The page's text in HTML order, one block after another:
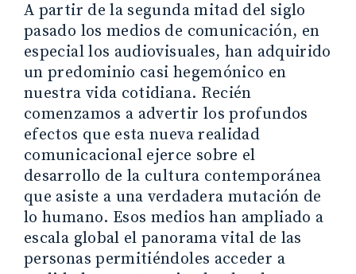
A partir de la segunda mitad del siglo
pasado los medios de comunicación, en
especial los audiovisuales, han adquirido
un predominio casi hegemónico en
nuestra vida cotidiana. Recién
comenzamos a advertir los profundos
efectos que esta nueva realidad
comunicacional ejerce sobre el
desarrollo de la cultura contemporánea
que asiste a una verdadera mutación de
lo humano. Esos medios han ampliado a
escala global el panorama vital de las
personas permitiéndoles acceder a